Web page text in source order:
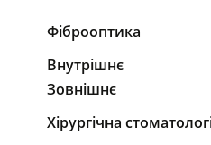
Фіброоптика
Внутрішнє
Зовнішнє
Хірургічна